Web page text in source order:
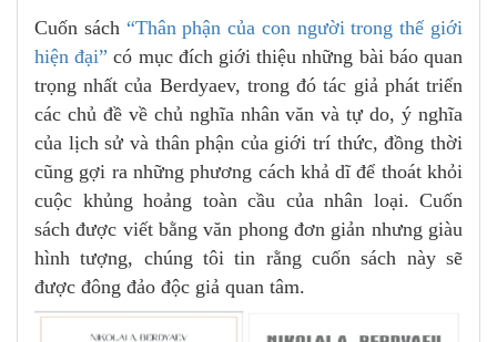
Cuốn sách “Thân phận của con người trong thế giới
hiện đại” có mục đích giới thiệu những bài báo quan
trọng nhất của Berdyaev, trong đó tác giả phát triển
các chủ đề về chủ nghĩa nhân văn và tự do, ý nghĩa
của lịch sử và thân phận của giới trí thức, đồng thời
cũng gợi ra những phương cách khả dĩ để thoát khỏi
cuộc khủng hoảng toàn cầu của nhân loại. Cuốn
sách được viết bằng văn phong đơn giản nhưng giàu
hình tượng, chúng tôi tin rằng cuốn sách này sẽ
được đông đảo độc giả quan tâm.